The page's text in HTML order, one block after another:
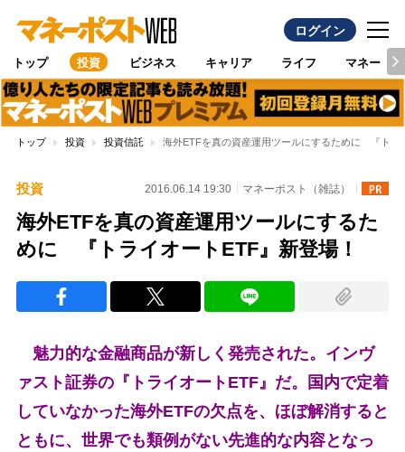
ログイン
トップ 投資 ビジネス キャリア ライフ マネー
トップ 投資 投資信託 海外ETFを真の資産運用ツールにするために 『トラ
投資 2016.06.14 19:30 マネーポスト（雑誌）
海外ETFを真の資産運用ツールにするた
めに 『トライオートETF』新登場！
魅力的な金融商品が新しく発売された。インヴ
ァスト証券の『トライオートETF』だ。国内で定着
していなかった海外ETFの欠点を、ほぼ解消すると
ともに、世界でも類例がない先進的な内容となっ